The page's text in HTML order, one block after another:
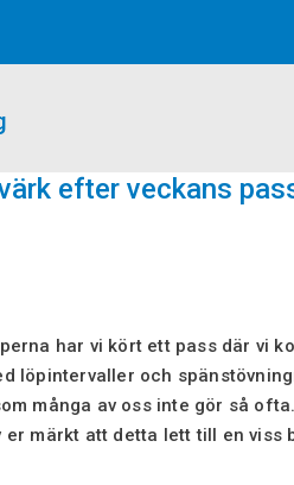
efter veckans
har vi kört ett pass där vi
löpintervaller och
många av oss inte gör så
er märkt att detta lett till en viss